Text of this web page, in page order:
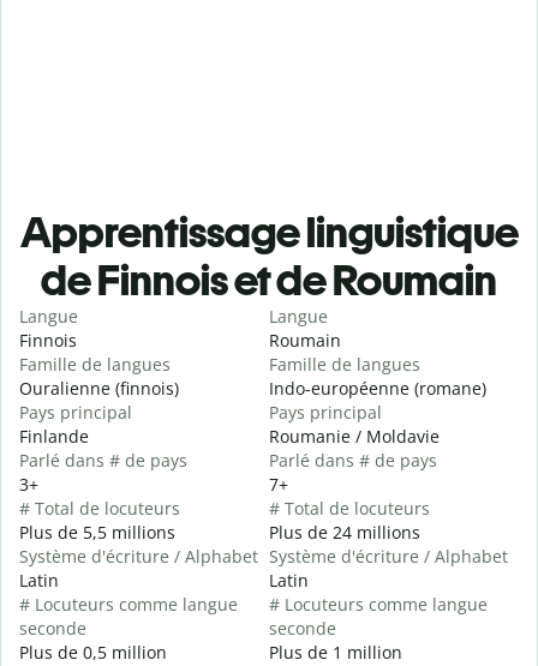
Apprentissage linguistique
de Finnois et de Roumain
Langue
Finnois
Famille de langues
Ouralienne (finnois)
Pays principal
Finlande
Parlé dans # de pays
3+
# Total de locuteurs
Plus de 5,5 millions
Système d'écriture / Alphabet
Latin
# Locuteurs comme langue
seconde
Plus de 0,5 million
Langue
Roumain
Famille de langues
Indo-européenne (romane)
Pays principal
Roumanie / Moldavie
Parlé dans # de pays
7+
# Total de locuteurs
Plus de 24 millions
Système d'écriture / Alphabet
Latin
# Locuteurs comme langue
seconde
Plus de 1 million